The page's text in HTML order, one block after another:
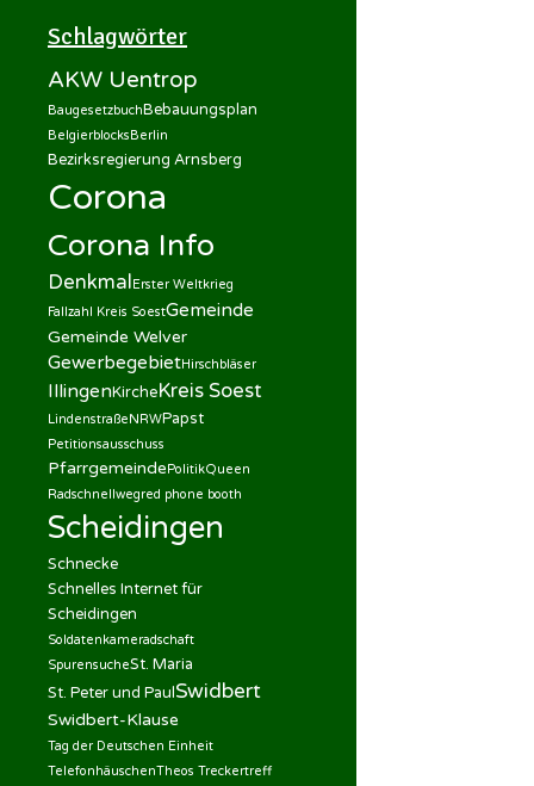
Schlagwörter
AKW Uentrop
BaugesetzbuchBebauungsplan
Belgierblocks Berlin
Bezirksregierung Arnsberg
Corona
Corona Info
Denkmal Erster Weltkrieg
Fallzahl Kreis SoestGemeinde
Gemeinde Welver
GewerbegebietHirschbläser
IllingenKircheKreis Soest
LindenstraßeNRWPapst
Petitionsausschuss
PfarrgemeindePolitikQueen
Radschnellwegred phone booth
Scheidingen
Schnecke
Schnelles Internet für
Scheidingen
Soldatenkameradschaft
SpurensucheSt. Maria
St. Peter und PaulSwidbert
Swidbert-Klause
Tag der Deutschen Einheit
TelefonhäuschenTheos Treckertreff